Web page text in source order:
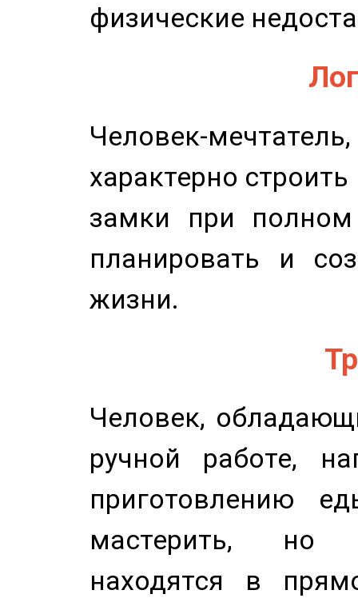
физические
Человек-
характерно
замки при полном
планировать и
жизни.
Человек,
ручной работе,
приготовлению
мастерить, но
находятся в